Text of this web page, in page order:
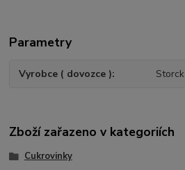
Parametry
Vyrobce ( dovozce ) Storck
Zboží zařazeno v kategoriích
Cukrovinky